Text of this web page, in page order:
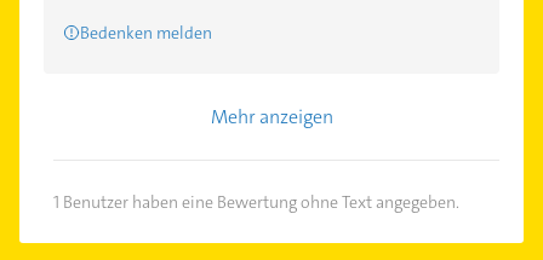
Bedenken melden
Mehr anzeigen
1 Benutzer haben eine Bewertung ohne Text angegeben.